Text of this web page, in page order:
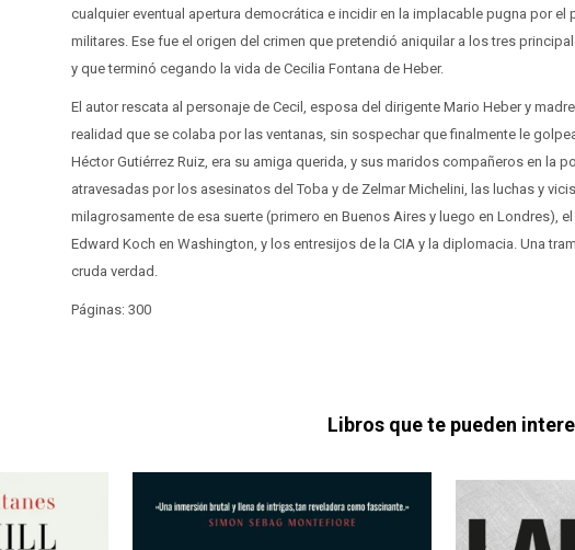
cualquier eventual apertura democrática e incidir en la implacable pugna por
militares. Ese fue el origen del crimen que pretendió aniquilar a los tres
y que terminó cegando la vida de Cecilia Fontana de Heber.
El autor rescata al personaje de Cecil, esposa del dirigente Mario Heber y
realidad que se colaba por las ventanas, sin sospechar que finalmente le
Héctor Gutiérrez Ruiz, era su amiga querida, y sus maridos compañeros en la
atravesadas por los asesinatos del Toba y de Zelmar Michelini, las luchas y
milagrosamente de esa suerte (primero en Buenos Aires y luego en Londres),
Edward Koch en Washington, y los entresijos de la CIA y la diplomacia. Una
cruda verdad.
Páginas: 300
Libros que te pueden